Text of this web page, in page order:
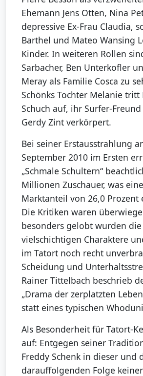
Ehemann Jens Otten, Nina
depressive Ex-Frau Claudia,
Barthel und Mateo Wansing
Kinder. In weiteren Rollen
Sarbacher, Ben Unterkofler
Meray als Familie Cosca zu
Schönks Tochter Melanie tritt
Schuch auf, ihr Surfer-
Gerdy Zint verkörpert.
Bei seiner Erstausstrahlung
September 2010 im Ersten
„Schmale Schultern“
Millionen Zuschauer, was
Marktanteil von 26,0 Prozent
Die Kritiken waren
besonders gelobt wurden die
vielschichtigen Charaktere
im Tatort noch recht
Scheidung und
Rainer Tittelbach beschrieb
„Drama der zerplatzten
statt eines typischen
Als Besonderheit für Tatort-
auf: Entgegen seiner
Freddy Schenk in dieser und
darauffolgenden Folge